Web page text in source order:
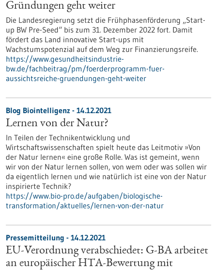
Gründungen geht weiter
Die Landesregierung setzt die Frühphasenförderung „Start-
up BW Pre-Seed“ bis zum 31. Dezember 2022 fort. Damit
fördert das Land innovative Start-ups mit
Wachstumspotenzial auf dem Weg zur Finanzierungsreife.
https://www.gesundheitsindustrie-
bw.de/fachbeitrag/pm/foerderprogramm-fuer-
aussichtsreiche-gruendungen-geht-weiter
Blog Biointelligenz - 14.12.2021
Lernen von der Natur?
In Teilen der Technikentwicklung und
Wirtschaftswissenschaften spielt heute das Leitmotiv »Von
der Natur lernen« eine große Rolle. Was ist gemeint, wenn
wir von der Natur lernen sollen, von wem oder was sollen wir
da eigentlich lernen und wie natürlich ist eine von der Natur
inspirierte Technik?
https://www.bio-pro.de/aufgaben/biologische-
transformation/aktuelles/lernen-von-der-natur
Pressemitteilung - 14.12.2021
EU-Verordnung verabschiedet: G-BA arbeitet
an europäischer HTA-Bewertung mit